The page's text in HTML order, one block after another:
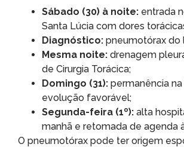
Sábado (30) à noite: entrada
Santa Lúcia com dores
Diagnóstico: pneumotórax do
Mesma noite: drenagem
de Cirurgia Torácica;
Domingo (31): permanência
evolução favorável;
Segunda-feira (1º): alta
manhã e retomada de agenda
O pneumotórax pode ter origem